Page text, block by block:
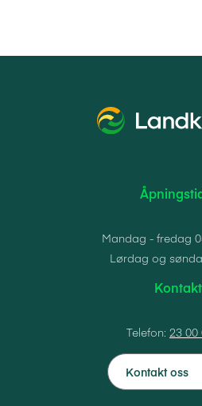
Mandag - fredag
Lørdag og
Kontakt
Telefon: 23 00
Kontakt oss